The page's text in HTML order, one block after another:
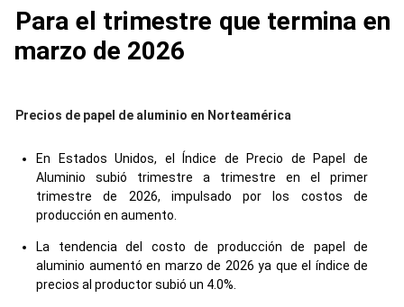
Para el trimestre que termina en
marzo de 2026
Precios de papel de aluminio en Norteamérica
En Estados Unidos, el Índice de Precio de Papel de
Aluminio subió trimestre a trimestre en el primer
trimestre de 2026, impulsado por los costos de
producción en aumento.
La tendencia del costo de producción de papel de
aluminio aumentó en marzo de 2026 ya que el índice de
precios al productor subió un 4.0%.